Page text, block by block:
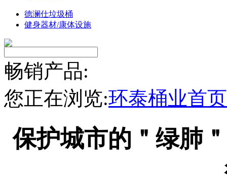
德澜仕垃圾桶
健身器材/康体设施
畅销产品:
您正在浏览:环泰桶业首页
保护城市的＂绿肺